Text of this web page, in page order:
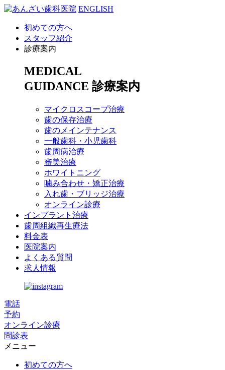
ENGLISH
初めての方へ
スタッフ紹介
診療案内
MEDICAL
GUIDANCE 診療案内
マイクロスコープ治療
歯の保存治療
歯のメインテナンス
一般歯科・小児歯科
歯周病治療
審美治療
ホワイトニング
噛み合わせ・矯正治療
入れ歯・ブリッジ治療
オンライン診療
インプラント治療
歯周組織再生療法
料金表
医院案内
よくある質問
求人情報
電話
予約
オンライン診療
問診表
メニュー
初めての方へ